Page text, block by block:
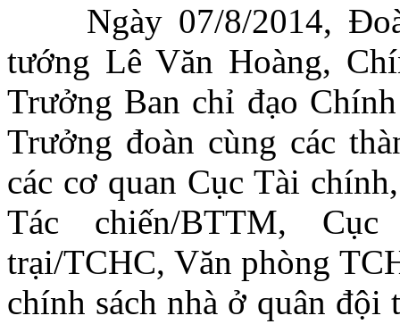
Ngày 07/8/2014,
tướng Lê Văn Hoàng,
Trưởng Ban chỉ đạo
Trưởng đoàn cùng các
các cơ quan Cục Tài
Tác chiến/BTTM,
trại/TCHC, Văn phòng
chính sách nhà ở quân